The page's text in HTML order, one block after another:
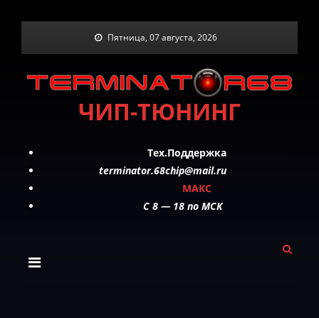
Пятница, 07 августа, 2026
ЧИП-ТЮНИНГ
Тех.Поддержка
terminator.68chip@mail.ru
МАКС
C 8 — 18 по МСК